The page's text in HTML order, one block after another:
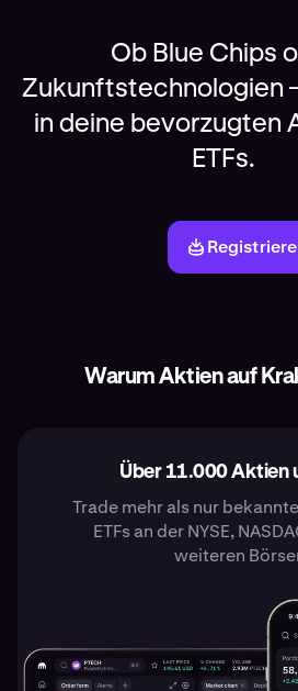
Ob Blue Chips
Zukunftstechnologien
in deine bevorzugten
ETFs.
Warum Aktien auf
Über 11.000 Aktien
Trade mehr als nur
ETFs an der NYSE,
weiteren